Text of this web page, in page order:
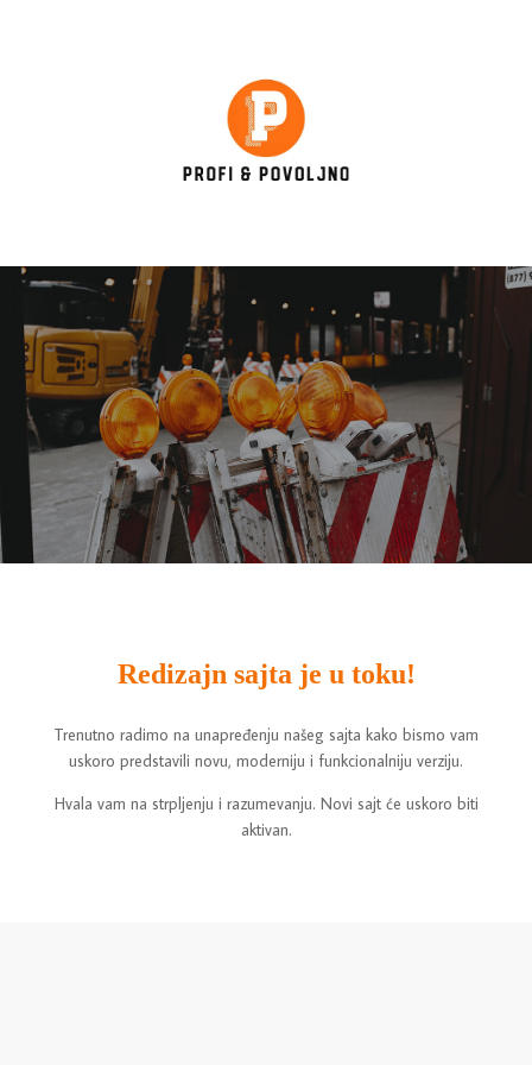
Redizajn sajta je u toku!
Trenutno radimo na unapređenju našeg sajta kako bismo vam
uskoro predstavili novu, moderniju i funkcionalniju verziju.
Hvala vam na strpljenju i razumevanju. Novi sajt će uskoro biti
aktivan.